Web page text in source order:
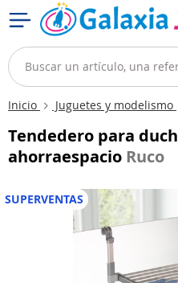
Inicio Juguetes y modelismo
Tendedero para
ahorraespacio Ruco
SUPERVENTAS